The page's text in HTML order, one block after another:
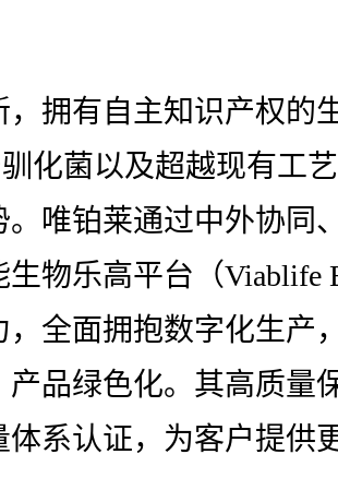
拥有自主知识产权的
化菌以及超越现有工
唯铂莱通过中外协同
物乐高平台（Viablife
全面拥抱数字化生产
品绿色化。其高质量
体系认证，为客户提供